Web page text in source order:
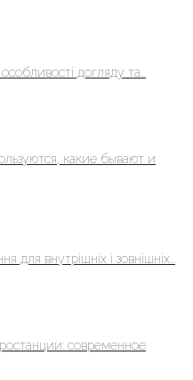
догляду та...
какие бывают и
для внутрішніх і зовнішніх...
современное